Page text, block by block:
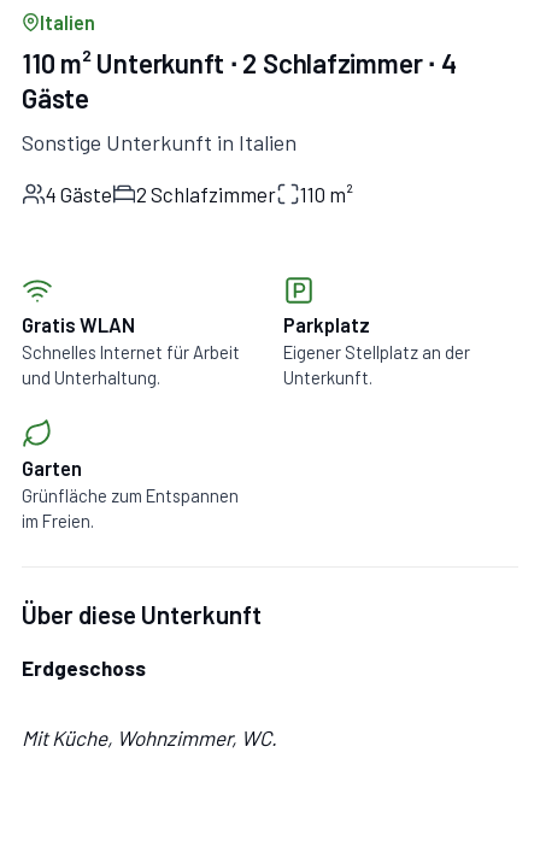
Italien
110 m² Unterkunft ∙ 2 Schlafzimmer ∙ 4
Gäste
Sonstige Unterkunft in Italien
4 Gäste 2 Schlafzimmer 110 m²
Gratis WLAN
Schnelles Internet für Arbeit
und Unterhaltung.
Parkplatz
Eigener Stellplatz an der
Unterkunft.
Garten
Grünfläche zum Entspannen
im Freien.
Über diese Unterkunft
Erdgeschoss
Mit Küche, Wohnzimmer, WC.